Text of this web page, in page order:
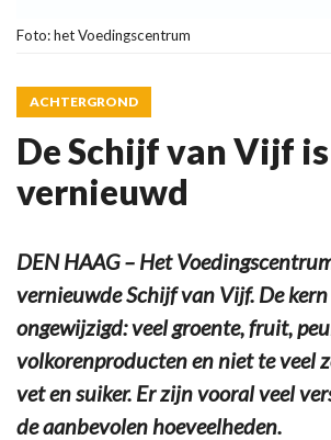
Foto: het Voedingscentrum
ACHTERGROND
De Schijf van Vijf is
vernieuwd
DEN HAAG – Het
vernieuwde Schijf van Vijf. De
ongewijzigd: veel groente, fruit,
volkorenproducten en niet te veel
vet en suiker. Er zijn vooral veel
de aanbevolen hoeveelheden.